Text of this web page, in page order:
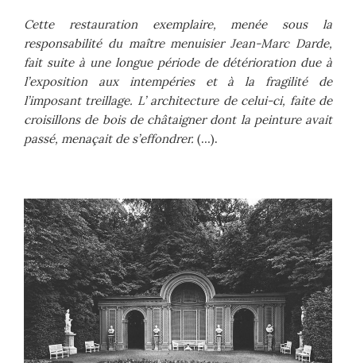
Cette restauration exemplaire, menée sous la
responsabilité du maître menuisier Jean-Marc Darde,
fait suite à une longue période de détérioration due à
l’exposition aux intempéries et à la fragilité de
l’imposant treillage. L’ architecture de celui-ci, faite de
croisillons de bois de châtaigner dont la peinture avait
passé, menaçait de s’effondrer. (…).